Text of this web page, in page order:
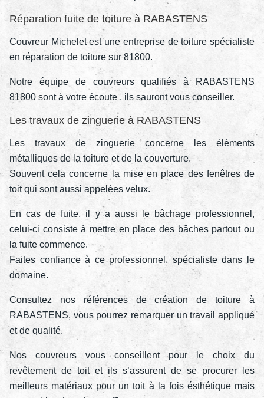
Réparation fuite de toiture à RABASTENS
Couvreur Michelet est une entreprise de toiture spécialiste
en réparation de toiture sur 81800.
Notre équipe de couvreurs qualifiés à RABASTENS
81800 sont à votre écoute , ils sauront vous conseiller.
Les travaux de zinguerie à RABASTENS
Les travaux de zinguerie concerne les éléments
métalliques de la toiture et de la couverture.
Souvent cela concerne la mise en place des fenêtres de
toit qui sont aussi appelées velux.
En cas de fuite, il y a aussi le bâchage professionnel,
celui-ci consiste à mettre en place des bâches partout ou
la fuite commence.
Faites confiance à ce professionnel, spécialiste dans le
domaine.
Consultez nos références de création de toiture à
RABASTENS, vous pourrez remarquer un travail appliqué
et de qualité.
Nos couvreurs vous conseillent pour le choix du
revêtement de toit et ils s’assurent de se procurer les
meilleurs matériaux pour un toit à la fois ésthétique mais